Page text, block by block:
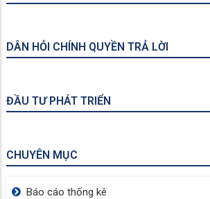
DÂN HỎI CHÍNH QUYỀN TRẢ LỜI
ĐẦU TƯ PHÁT TRIỂN
CHUYÊN MỤC
Báo cáo thống kê